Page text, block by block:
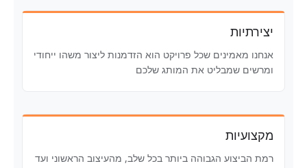
יצירתיות
אנחנו מאמינים שכל פרויקט הוא הזדמנות ליצור משהו ייחודי
ומרשים שמבליט את המותג שלכם
מקצועיות
רמת הביצוע הגבוהה ביותר בכל שלב, מהעיצוב הראשוני ועד